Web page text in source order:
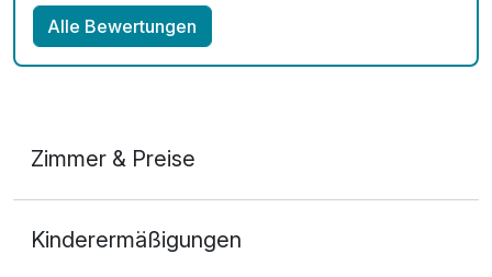
Alle Bewertungen
Zimmer & Preise
2 Erwachsene
Kinderermäßigungen